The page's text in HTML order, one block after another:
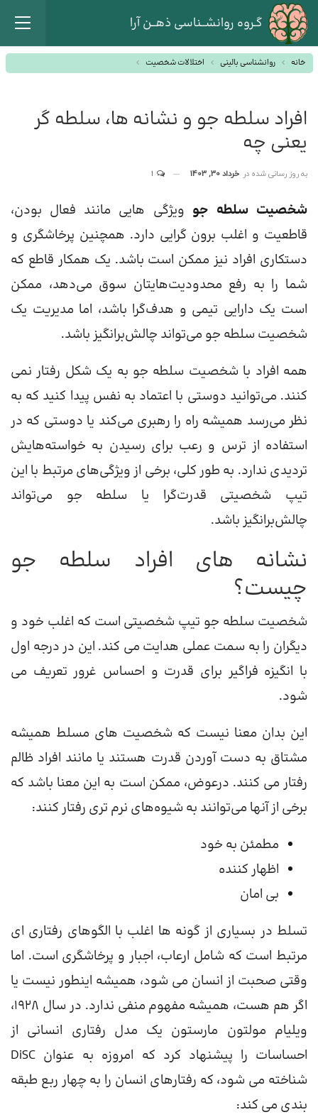
گـروه روانشــناسی ذهــن آرا
خانه روانشناسی بالینی اختلالات شخصیت
افراد سلطه جو و نشانه ها، سلطه گر
یعنی چه
به روز رسانی شده در خرداد 30, 1403
شخصیت سلطه جو ویژگی هایی مانند فعال بودن،
قاطعیت و اغلب برون گرایی دارد. همچنین پرخاشگری و
دستکاری افراد نیز ممکن است باشد. یک همکار قاطع که
شما را به رفع محدودیت‌هایتان سوق می‌دهد، ممکن
است یک دارایی تیمی و هدف‌گرا باشد، اما مدیریت یک
شخصیت سلطه جو می‌تواند چالش‌برانگیز باشد.
همه افراد با شخصیت سلطه جو به یک شکل رفتار نمی
کنند. می‌توانید دوستی با اعتماد به نفس پیدا کنید که به
نظر می‌رسد همیشه راه را رهبری می‌کند یا دوستی که در
استفاده از ترس و رعب برای رسیدن به خواسته‌هایش
تردیدی ندارد. به طور کلی، برخی از ویژگی‌های مرتبط با این
تیپ شخصیتی قدرت‌گرا یا سلطه جو می‌تواند
چالش‌برانگیز باشد.
نشانه های افراد سلطه جو
چیست؟
شخصیت سلطه جو تیپ شخصیتی است که اغلب خود و
دیگران را به سمت عملی هدایت می کند. این در درجه اول
با انگیزه فراگیر برای قدرت و احساس غرور تعریف می
شود.
این بدان معنا نیست که شخصیت های مسلط همیشه
مشتاق به دست آوردن قدرت هستند یا مانند افراد ظالم
رفتار می کنند. درعوض، ممکن است به این معنا باشد که
برخی از آنها می‌توانند به شیوه‌های نرم تری رفتار کنند:
مطمئن به خود
اظهار کننده
بی امان
تسلط در بسیاری از گونه ها اغلب با الگوهای رفتاری ای
مرتبط است که شامل ارعاب، اجبار و پرخاشگری است. اما
وقتی صحبت از انسان می شود، همیشه اینطور نیست یا
اگر هم هست، همیشه مفهوم منفی ندارد. در سال 1928،
ویلیام مولتون مارستون یک مدل رفتاری انسانی از
احساسات را پیشنهاد کرد که امروزه به عنوان DiSC
شناخته می شود، که رفتارهای انسان را به چهار ربع طبقه
بندی می کند: